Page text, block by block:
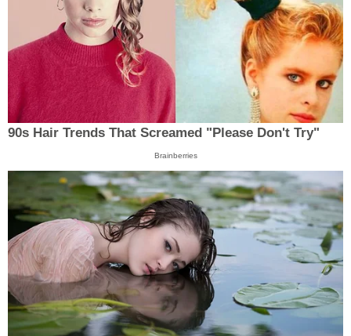
90s Hair Trends That Screamed "Please Don't Try"
Brainberries